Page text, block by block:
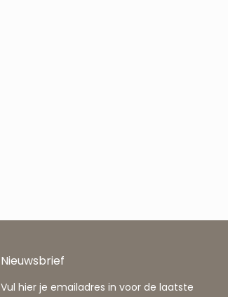
Nieuwsbrief
Vul hier je emailadres in voor de laatste